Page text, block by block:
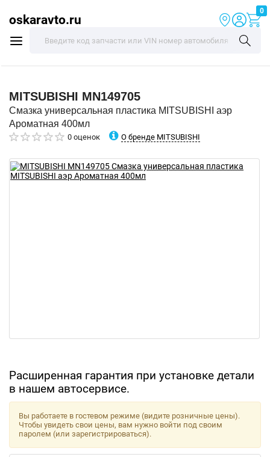
oskaravto.ru
0
MITSUBISHI MN149705
Смазка универсальная пластика MITSUBISHI аэр
Ароматная 400мл
0 оценок О бренде MITSUBISHI
Расширенная гарантия при установке детали
в нашем автосервисе.
Вы работаете в гостевом режиме (видите розничные цены).
Чтобы увидеть свои цены, вам нужно войти под своим
паролем (или зарегистрироваться).